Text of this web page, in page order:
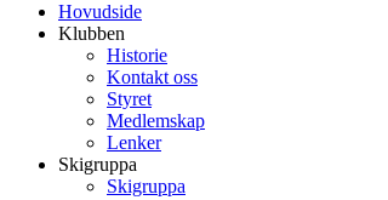
Hovudside
Klubben
Historie
Kontakt oss
Styret
Medlemskap
Lenker
Skigruppa
Skigruppa